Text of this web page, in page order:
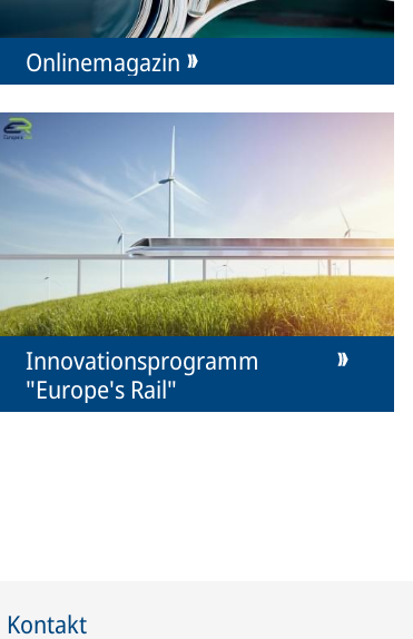
Onlinemagazin
Innovationsprogramm
"Europe's Rail"
Kontakt